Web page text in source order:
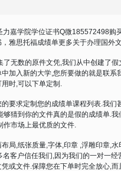
力嘉学院学位证书Q微185572498购
雅思托福成绩单更多关于办理国外
了无数的原件文凭,我们从中创建了
加入新的大学,您所要做的就是联
时,可以下单定制.
要求定制您的成绩单课程列表.我
够猜到你的文件真的是假的成绩单.
作市场上最优质的文件.
局,纸张质量,字体,印章 ,浮雕印章,
客户信任我们,因为我们的一对一
或文件.保障您在下单时完全放心,